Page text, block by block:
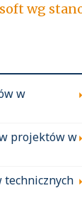
Microsoft wg
w
projektów w